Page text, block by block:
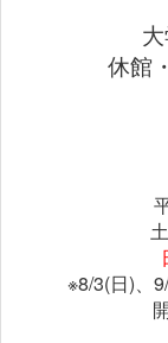
休館
※8/3(日)、